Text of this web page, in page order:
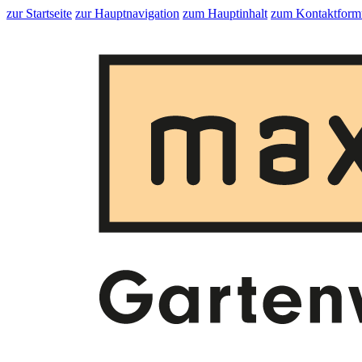
zur Startseite zur Hauptnavigation zum Hauptinhalt zum